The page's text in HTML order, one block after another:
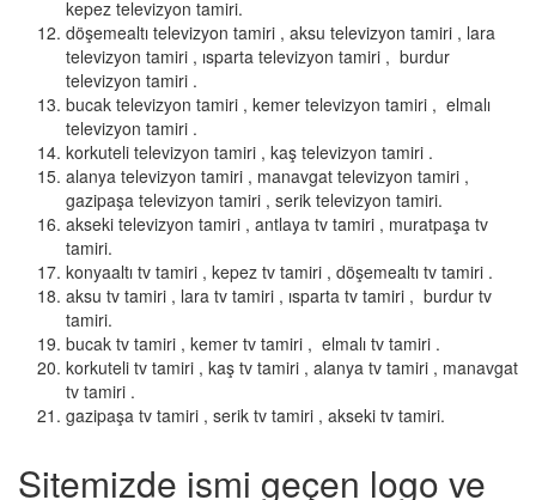
kepez televizyon tamiri.
döşemealtı televizyon tamiri , aksu televizyon tamiri , lara
televizyon tamiri , ısparta televizyon tamiri , burdur
televizyon tamiri .
bucak televizyon tamiri , kemer televizyon tamiri , elmalı
televizyon tamiri .
korkuteli televizyon tamiri , kaş televizyon tamiri .
alanya televizyon tamiri , manavgat televizyon tamiri ,
gazipaşa televizyon tamiri , serik televizyon tamiri.
akseki televizyon tamiri , antlaya tv tamiri , muratpaşa tv
tamiri.
konyaaltı tv tamiri , kepez tv tamiri , döşemealtı tv tamiri .
aksu tv tamiri , lara tv tamiri , ısparta tv tamiri , burdur tv
tamiri.
bucak tv tamiri , kemer tv tamiri , elmalı tv tamiri .
korkuteli tv tamiri , kaş tv tamiri , alanya tv tamiri , manavgat
tv tamiri .
gazipaşa tv tamiri , serik tv tamiri , akseki tv tamiri.
Sitemizde ismi geçen logo ve